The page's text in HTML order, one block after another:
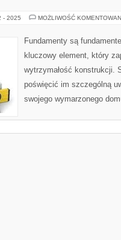
- 2025 MOŻLIWOŚĆ
Fundamenty są
kluczowy element, który
wytrzymałość konstrukcji.
poświęcić im szczególną
swojego wymarzonego